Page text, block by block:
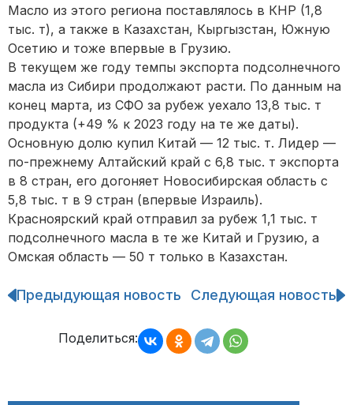
Масло из этого региона поставлялось в КНР (1,8
тыс. т), а также в Казахстан, Кыргызстан, Южную
Осетию и тоже впервые в Грузию.
В текущем же году темпы экспорта подсолнечного
масла из Сибири продолжают расти. По данным на
конец марта, из СФО за рубеж уехало 13,8 тыс. т
продукта (+49 % к 2023 году на те же даты).
Основную долю купил Китай — 12 тыс. т. Лидер —
по-прежнему Алтайский край с 6,8 тыс. т экспорта
в 8 стран, его догоняет Новосибирская область с
5,8 тыс. т в 9 стран (впервые Израиль).
Красноярский край отправил за рубеж 1,1 тыс. т
подсолнечного масла в те же Китай и Грузию, а
Омская область — 50 т только в Казахстан.
Навигация
записям
Предыдующая новость Следующая новость
Поделиться: